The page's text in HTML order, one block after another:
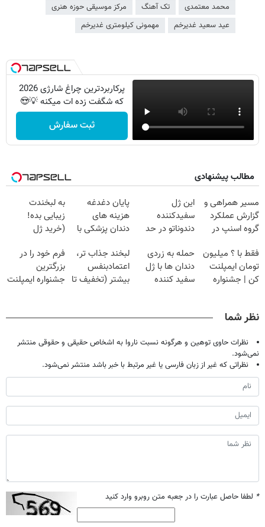
محمد معتمدی تک آهنگ
مرکز موسیقی حوزه هنری
عید سعید غدیرخم
مهمونی کیلومتری غدیرخم
پرکاربردترین چراغ شارژی 2026
که شگفت زده ات میکنه 💡😍
ثبت سفارش
مطالب پیشنهادی
مسیر همراهی و
گزارش عملکرد
گروه اسنپ در
این ژل
سفیدکننده
دندوناتو در حد
میکنه
(40%تخفیف)
پایان دغدغه
هزینه های
دندان پزشکی با
خانگی
به لبخندت
زیبایی بده!
(خرید ژل
دندان
با40%تخفیف)
فقط با ؟ میلیون
تومان ایمپلنت
کن | جشنواره
حمله به زردی
دندان ها با ژل
سفید کننده
لبخند جذاب تر،
اعتمادبنفس
بیشتر (تخفیف تا
فرم خود را در
بزرگترین
جشنواره ایمپلنت
نظر شما
نظرات حاوی توهین و هرگونه نسبت ناروا به اشخاص حقیقی و حقوقی منتشر
نمی‌شود.
نظراتی که غیر از زبان فارسی یا غیر مرتبط با خبر باشد منتشر نمی‌شود.
* لطفا حاصل عبارت را در جعبه متن روبرو وارد کنید